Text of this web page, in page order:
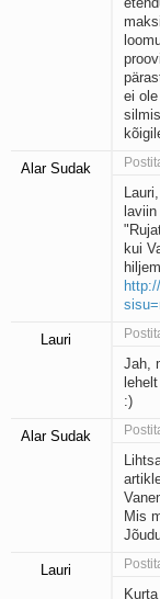
ei
Alar Sudak
kui
Lauri
Jah,
:)
Alar Sudak
Mis
Lauri